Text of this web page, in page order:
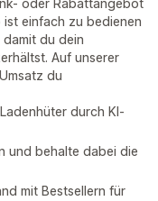
oder Rabattangebot
ist einfach zu bedienen
du dein
Auf unserer
du
durch KI-
und behalte dabei die
mit Bestsellern für